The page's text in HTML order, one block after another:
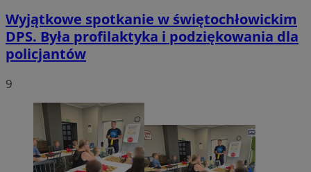
Wyjątkowe spotkanie w świętochłowickim
DPS. Była profilaktyka i podziękowania dla
policjantów
9